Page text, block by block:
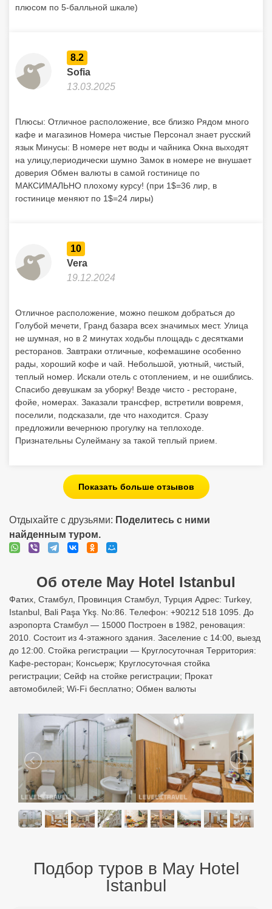
плюсом по 5-балльной шкале)
8.2
Sofia
13.03.2025
Плюсы: Отличное расположение, все близко Рядом много
кафе и магазинов Номера чистые Персонал знает русский
язык Минусы: В номере нет воды и чайника Окна выходят
на улицу,периодически шумно Замок в номере не внушает
доверия Обмен валюты в самой гостинице по
МАКСИМАЛЬНО плохому курсу! (при 1$=36 лир, в
гостинице меняют по 1$=24 лиры)
10
Vera
19.12.2024
Отличное расположение, можно пешком добраться до
Голубой мечети, Гранд базара всех значимых мест. Улица
не шумная, но в 2 минутах ходьбы площадь с десятками
ресторанов. Завтраки отличные, кофемашине особенно
рады, хороший кофе и чай. Небольшой, уютный, чистый,
теплый номер. Искали отель с отоплением, и не ошиблись.
Спасибо девушкам за уборку! Везде чисто - ресторане,
фойе, номерах. Заказали трансфер, встретили вовремя,
поселили, подсказали, где что находится. Сразу
предложили вечернюю прогулку на теплоходе.
Признательны Сулейману за такой теплый прием.
Показать больше отзывов
Отдыхайте с друзьями: Поделитесь с ними
найденным туром.
Об отеле May Hotel Istanbul
Фатих, Стамбул, Провинция Стамбул, Турция Адрес: Turkey,
Istanbul, Bali Paşa Ykş. No:86. Телефон: +90212 518 1095. До
аэропорта Стамбул — 15000 Построен в 1982, реновация:
2010. Состоит из 4-этажного здания. Заселение с 14:00, выезд
до 12:00. Стойка регистрации — Круглосуточная Территория:
Кафе-ресторан; Консьерж; Круглосуточная стойка
регистрации; Сейф на стойке регистрации; Прокат
автомобилей; Wi-Fi бесплатно; Обмен валюты
Подбор туров в May Hotel
Istanbul